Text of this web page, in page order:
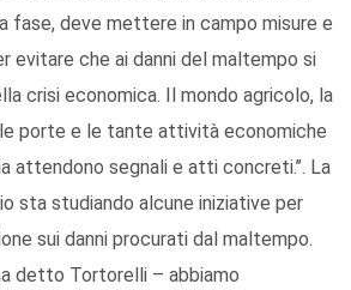
fase, deve mettere in campo misure e
evitare che ai danni del maltempo si
crisi economica. Il mondo agricolo, la
porte e le tante attività economiche
attendono segnali e atti concreti.’’. La
sta studiando alcune iniziative per
sui danni procurati dal maltempo.
detto Tortorelli – abbiamo